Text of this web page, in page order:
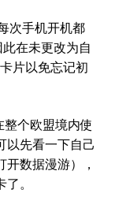
次手机开机都
在未更改为自
片以免忘记初
个欧盟境内使
以先看一下自己
数据漫游），
。